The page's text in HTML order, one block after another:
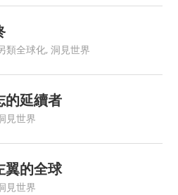
類全球化,洞見世界
的延續者
見世界
翼的全球
見世界